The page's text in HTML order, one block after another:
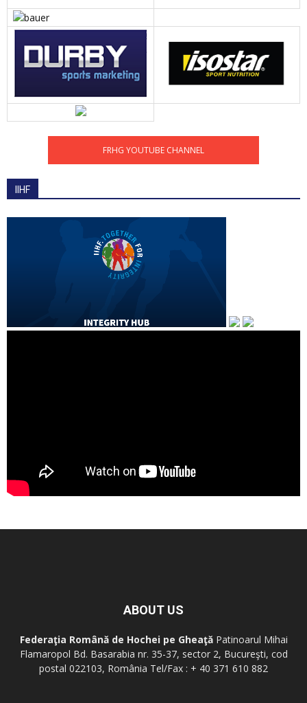
FRHG YOUTUBE CHANNEL
IIHF
ABOUT US
Federaţia Română de Hochei pe GheaţăPatinoarul Mihai
Flamaropol Bd. Basarabia nr. 35-37, sector 2, Bucureşti, cod
postal 022103, România Tel/Fax : + 40 371 610 882